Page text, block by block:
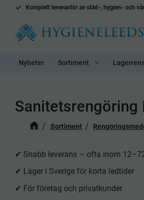
Komplett leverantör av städ-, hygien- och
Nyheter Sortiment
Sanitetsrengöring
Sortiment
✔ Snabb leverans – ofta inom
✔ Lager i Sverige för korta ledtider
✔ För företag och privatkunder